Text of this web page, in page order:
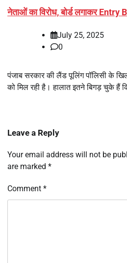
नेताओं का विरोध, बोर्ड लगाकर Entry
July 25, 2025
0
पंजाब सरकार की लैंड पूलिंग पॉलिसी के
को मिल रही है। हालात इतने बिगड़ चुके हैं
Leave a Reply
Your email address will not be
are marked *
Comment *